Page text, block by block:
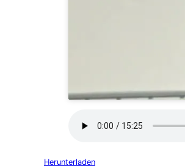
Herunterladen